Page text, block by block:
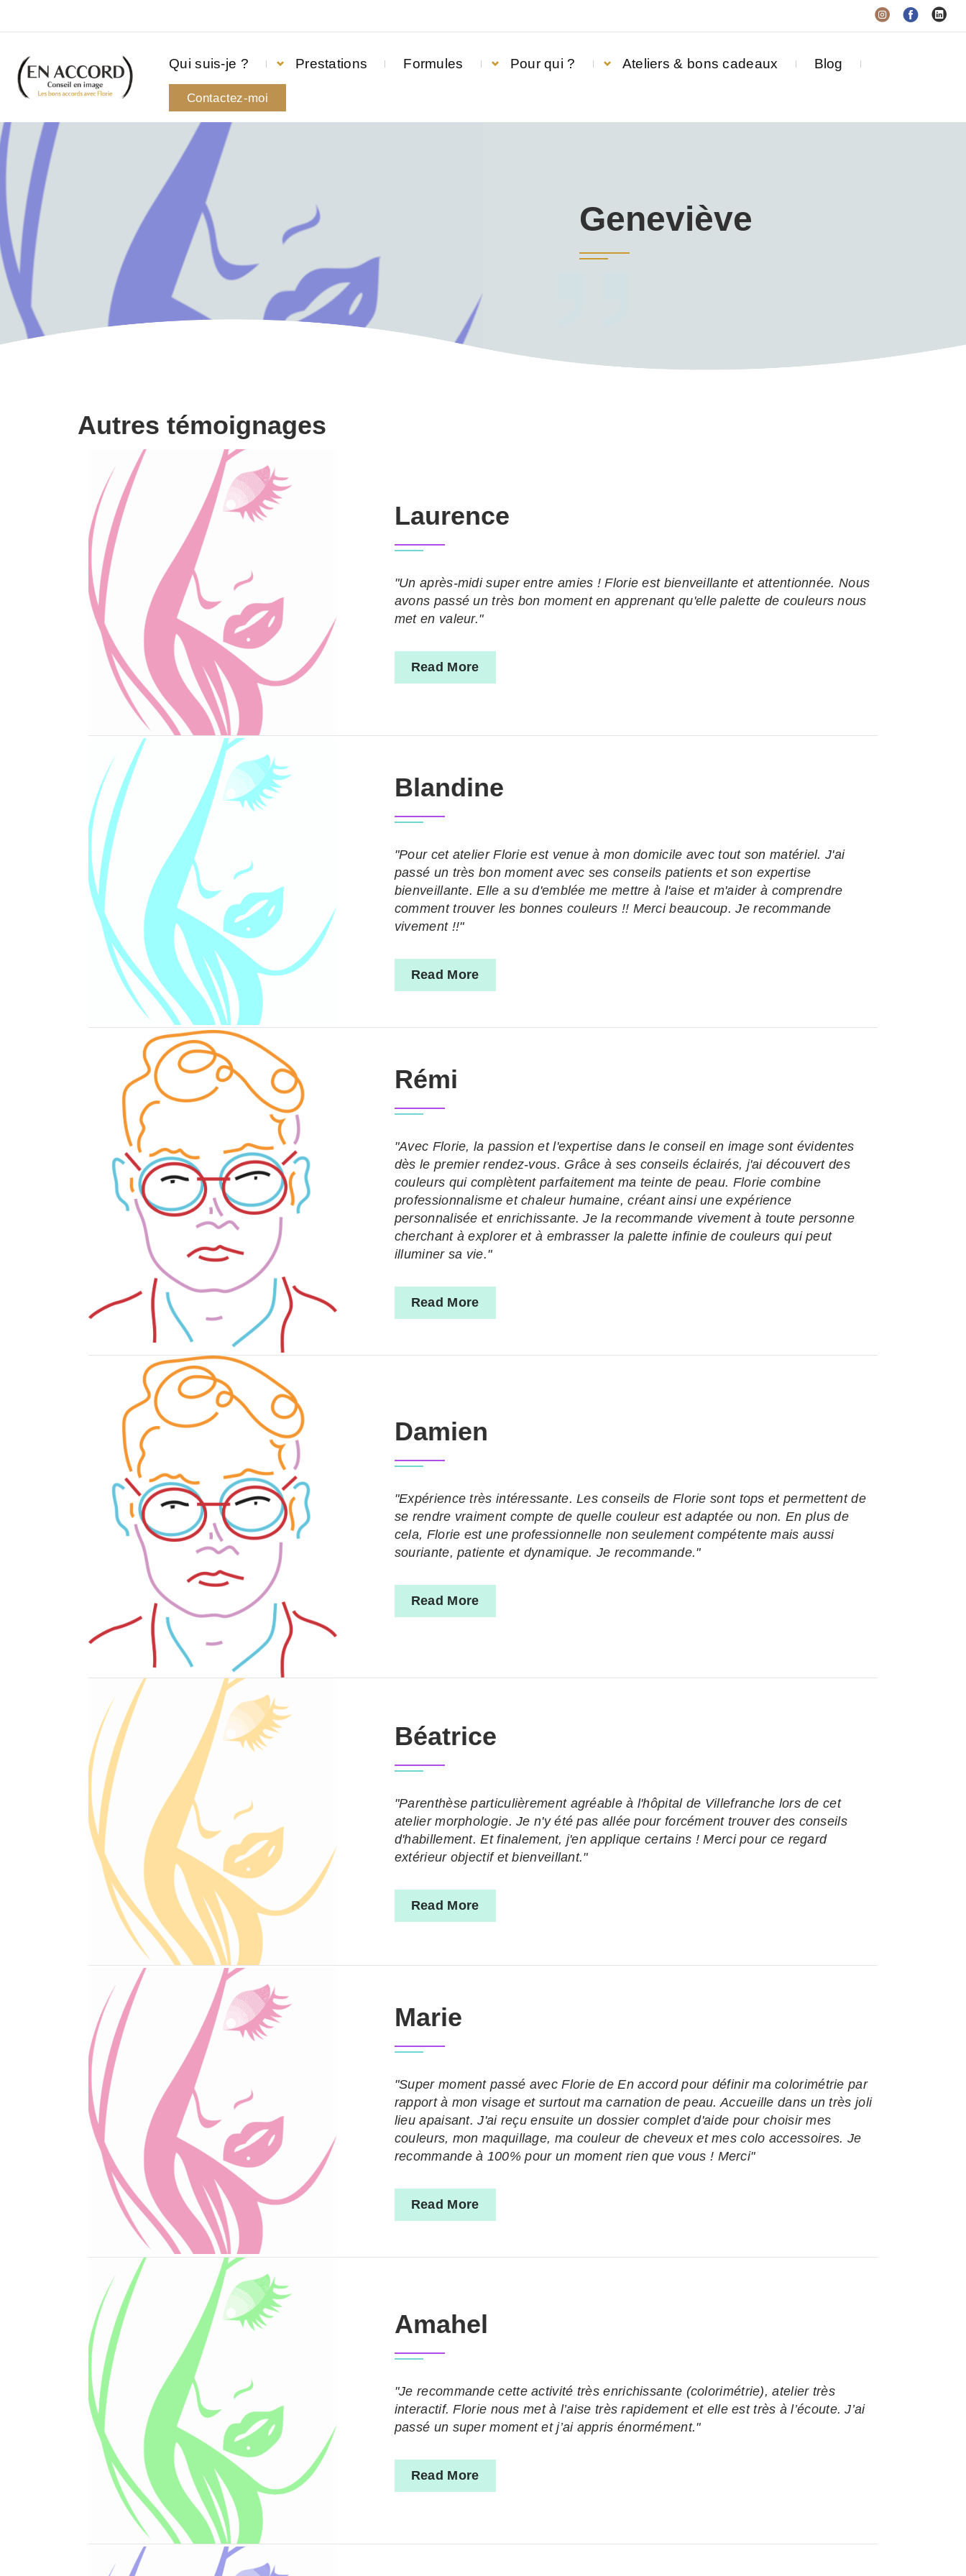
Qui suis-je ? Prestations Formules Pour qui ? Ateliers & bons cadeaux Blog
Contactez-moi
Geneviève
Autres témoignages
Laurence
"Un après-midi super entre amies ! Florie est bienveillante et attentionnée. Nous
avons passé un très bon moment en apprenant qu'elle palette de couleurs nous
met en valeur."
Read More
Blandine
"Pour cet atelier Florie est venue à mon domicile avec tout son matériel. J'ai
passé un très bon moment avec ses conseils patients et son expertise
bienveillante. Elle a su d'emblée me mettre à l'aise et m'aider à comprendre
comment trouver les bonnes couleurs !! Merci beaucoup. Je recommande
vivement !!"
Read More
Rémi
"Avec Florie, la passion et l'expertise dans le conseil en image sont évidentes
dès le premier rendez-vous. Grâce à ses conseils éclairés, j'ai découvert des
couleurs qui complètent parfaitement ma teinte de peau. Florie combine
professionnalisme et chaleur humaine, créant ainsi une expérience
personnalisée et enrichissante. Je la recommande vivement à toute personne
cherchant à explorer et à embrasser la palette infinie de couleurs qui peut
illuminer sa vie."
Read More
Damien
"Expérience très intéressante. Les conseils de Florie sont tops et permettent de
se rendre vraiment compte de quelle couleur est adaptée ou non. En plus de
cela, Florie est une professionnelle non seulement compétente mais aussi
souriante, patiente et dynamique. Je recommande."
Read More
Béatrice
"Parenthèse particulièrement agréable à l'hôpital de Villefranche lors de cet
atelier morphologie. Je n'y été pas allée pour forcément trouver des conseils
d'habillement. Et finalement, j'en applique certains ! Merci pour ce regard
extérieur objectif et bienveillant."
Read More
Marie
"Super moment passé avec Florie de En accord pour définir ma colorimétrie par
rapport à mon visage et surtout ma carnation de peau. Accueille dans un très joli
lieu apaisant. J'ai reçu ensuite un dossier complet d'aide pour choisir mes
couleurs, mon maquillage, ma couleur de cheveux et mes colo accessoires. Je
recommande à 100% pour un moment rien que vous ! Merci"
Read More
Amahel
"Je recommande cette activité très enrichissante (colorimétrie), atelier très
interactif. Florie nous met à l’aise très rapidement et elle est très à l’écoute. J’ai
passé un super moment et j’ai appris énormément."
Read More